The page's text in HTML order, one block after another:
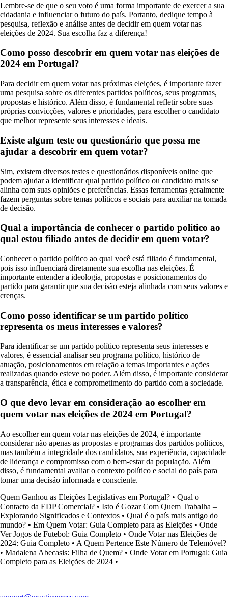
Lembre-se de que o seu voto é uma forma importante de exercer a sua
cidadania e influenciar o futuro do país. Portanto, dedique tempo à
pesquisa, reflexão e análise antes de decidir em quem votar nas
eleições de 2024. Sua escolha faz a diferença!
Como posso descobrir em quem votar nas eleições de
2024 em Portugal?
Para decidir em quem votar nas próximas eleições, é importante fazer
uma pesquisa sobre os diferentes partidos políticos, seus programas,
propostas e histórico. Além disso, é fundamental refletir sobre suas
próprias convicções, valores e prioridades, para escolher o candidato
que melhor represente seus interesses e ideais.
Existe algum teste ou questionário que possa me
ajudar a descobrir em quem votar?
Sim, existem diversos testes e questionários disponíveis online que
podem ajudar a identificar qual partido político ou candidato mais se
alinha com suas opiniões e preferências. Essas ferramentas geralmente
fazem perguntas sobre temas políticos e sociais para auxiliar na tomada
de decisão.
Qual a importância de conhecer o partido político ao
qual estou filiado antes de decidir em quem votar?
Conhecer o partido político ao qual você está filiado é fundamental,
pois isso influenciará diretamente sua escolha nas eleições. É
importante entender a ideologia, propostas e posicionamentos do
partido para garantir que sua decisão esteja alinhada com seus valores e
crenças.
Como posso identificar se um partido político
representa os meus interesses e valores?
Para identificar se um partido político representa seus interesses e
valores, é essencial analisar seu programa político, histórico de
atuação, posicionamentos em relação a temas importantes e ações
realizadas quando esteve no poder. Além disso, é importante considerar
a transparência, ética e comprometimento do partido com a sociedade.
O que devo levar em consideração ao escolher em
quem votar nas eleições de 2024 em Portugal?
Ao escolher em quem votar nas eleições de 2024, é importante
considerar não apenas as propostas e programas dos partidos políticos,
mas também a integridade dos candidatos, sua experiência, capacidade
de liderança e compromisso com o bem-estar da população. Além
disso, é fundamental avaliar o contexto político e social do país para
tomar uma decisão informada e consciente.
Quem Ganhou as Eleições Legislativas em Portugal? • Qual o
Contacto da EDP Comercial? • Isto é Gozar Com Quem Trabalha –
Explorando Significados e Contextos • Qual é o país mais antigo do
mundo? • Em Quem Votar: Guia Completo para as Eleições • Onde
Ver Jogos de Futebol: Guia Completo • Onde Votar nas Eleições de
2024: Guia Completo • A Quem Pertence Este Número de Telemóvel?
• Madalena Abecasis: Filha de Quem? • Onde Votar em Portugal: Guia
Completo para as Eleições de 2024 •